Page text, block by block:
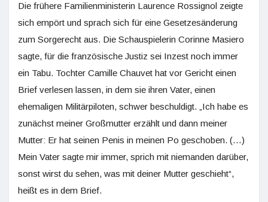
Die frühere Familienministerin Laurence Rossignol zeigte
sich empört und sprach sich für eine Gesetzesänderung
zum Sorgerecht aus. Die Schauspielerin Corinne Masiero
sagte, für die französische Justiz sei Inzest noch immer
ein Tabu. Tochter Camille Chauvet hat vor Gericht einen
Brief verlesen lassen, in dem sie ihren Vater, einen
ehemaligen Militärpiloten, schwer beschuldigt. „Ich habe es
zunächst meiner Großmutter erzählt und dann meiner
Mutter: Er hat seinen Penis in meinen Po geschoben. (…)
Mein Vater sagte mir immer, sprich mit niemanden darüber,
sonst wirst du sehen, was mit deiner Mutter geschieht“,
heißt es in dem Brief.